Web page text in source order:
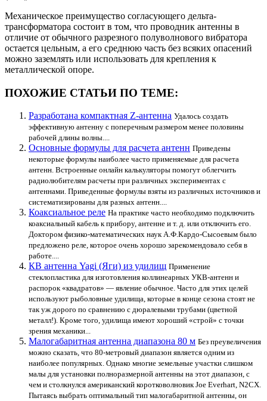
Механическое преимущество согласующего дельта-
трансформатора состоит в том, что проводник антенны в
отличие от обычного разрезного полуволнового вибратора
остается цельным, а его среднюю часть без всяких опасений
можно заземлять или использовать для крепления к
металлической опоре.
ПОХОЖИЕ СТАТЬИ ПО ТЕМЕ:
Разработана компактная Z-антенна Удалось создать
эффективную антенну с поперечным размером менее половины
рабочей длины волны....
Основные формулы для расчета антенн Приведены
некоторые формулы наиболее часто применяемые для расчета
антенн. Встроенные онлайн калькуляторы помогут облегчить
радиолюбителям расчеты при различных экспериментах с
антеннами. Приведенные формулы взяты из различных источников и
систематизированы для разных антенн....
Коаксиальное реле На практике часто необходимо подключить
коаксиальный кабель к прибору, антенне и т. д. или отключить его.
Доктором физико-математических наук А.Ф.Кардо-Сысоевым было
предложено реле, которое очень хорошо зарекомендовало себя в
работе....
КВ антенна Yagi (Яги) из удилищ Применение
стеклопластика для изготовления коллинеарных УКВ-антенн и
распорок «квадратов» — явление обычное. Часто для этих целей
используют рыболовные удилища, которые в конце сезона стоят не
так уж дорого по сравнению с дюралевыми трубами (цветной
металл!). Кроме того, удилища имеют хороший «строй» с точки
зрения механики...
Малогабаритная антенна диапазона 80 м Без преувеличения
можно сказать, что 80-метровый диапазон является одним из
наиболее популярных. Однако многие земельные участки слишком
малы для установки полноразмерной антенны на этот диапазон, с
чем и столкнулся американский коротковолновик Joe Everhart, N2CX.
Пытаясь выбрать оптимальный тип малогабаритной антенны, он